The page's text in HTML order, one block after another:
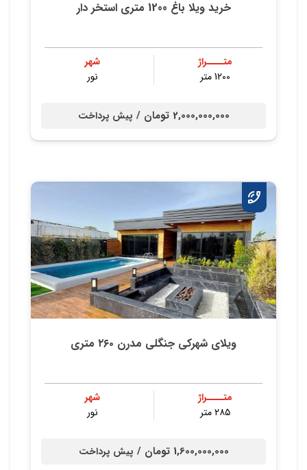
خرید ویلا باغ 1200 متری استخر دار
متــــراژ
1200 متر
شهر
نور
2,000,000,000 تومان / پیش پرداخت
ویلای شهرکی جنگلی مدرن‌ ۲۶۰‌ متری
متــــراژ
۲۸۵ متر
شهر
نور
1,600,000,000 تومان / پیش پرداخت